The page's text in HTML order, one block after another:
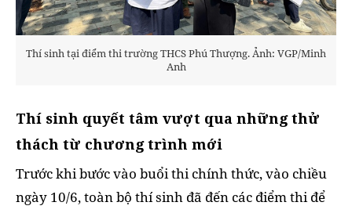
Thí sinh tại điểm thi trường THCS Phú Thượng. Ảnh: VGP/Minh
Anh
Thí sinh quyết tâm vượt qua những thử
thách từ chương trình mới
Trước khi bước vào buổi thi chính thức, vào chiều
ngày 10/6, toàn bộ thí sinh đã đến các điểm thi để